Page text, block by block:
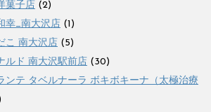
菓子店 (2)
幸_南大沢店 (1)
こ 南大沢店 (5)
ルド 南大沢駅前店 (30)
ンテ タベルナーラ ボキボキーナ（太極治療